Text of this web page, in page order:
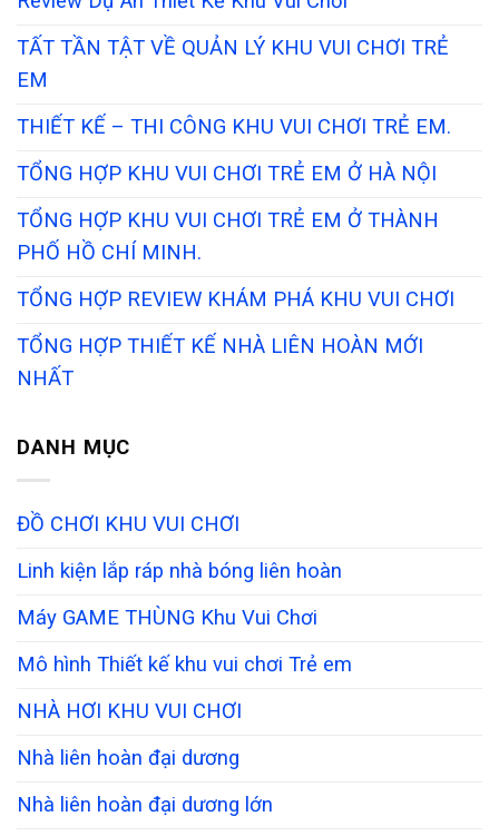
TẤT TẦN TẬT VỀ QUẢN LÝ KHU VUI CHƠI TRẺ
EM
THIẾT KẾ – THI CÔNG KHU VUI CHƠI TRẺ EM.
TỔNG HỢP KHU VUI CHƠI TRẺ EM Ở HÀ NỘI
TỔNG HỢP KHU VUI CHƠI TRẺ EM Ở THÀNH
PHỐ HỒ CHÍ MINH.
TỔNG HỢP REVIEW KHÁM PHÁ KHU VUI CHƠI
TỔNG HỢP THIẾT KẾ NHÀ LIÊN HOÀN MỚI
NHẤT
DANH MỤC
ĐỒ CHƠI KHU VUI CHƠI
Linh kiện lắp ráp nhà bóng liên hoàn
Máy GAME THÙNG Khu Vui Chơi
Mô hình Thiết kế khu vui chơi Trẻ em
NHÀ HƠI KHU VUI CHƠI
Nhà liên hoàn đại dương
Nhà liên hoàn đại dương lớn